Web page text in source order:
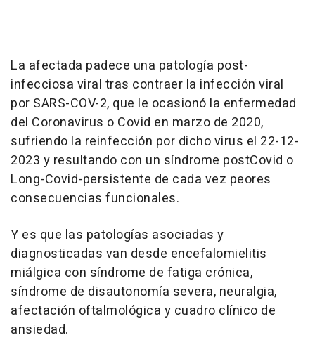
La afectada padece una patología post-
infecciosa viral tras contraer la infección viral
por SARS-COV-2, que le ocasionó la enfermedad
del Coronavirus o Covid en marzo de 2020,
sufriendo la reinfección por dicho virus el 22-12-
2023 y resultando con un síndrome postCovid o
Long-Covid-persistente de cada vez peores
consecuencias funcionales.
Y es que las patologías asociadas y
diagnosticadas van desde encefalomielitis
miálgica con síndrome de fatiga crónica,
síndrome de disautonomía severa, neuralgia,
afectación oftalmológica y cuadro clínico de
ansiedad.